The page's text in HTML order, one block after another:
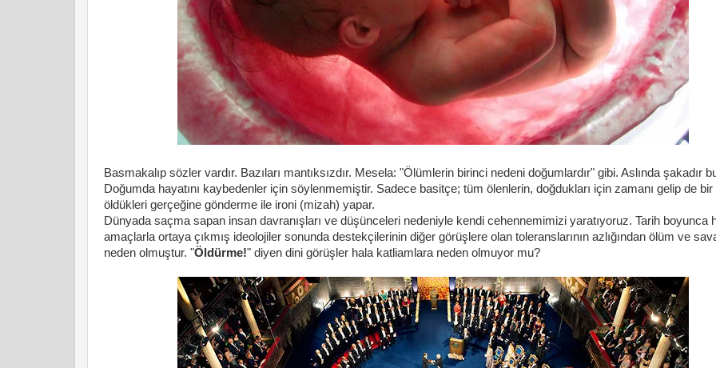
Basmakalıp sözler vardır. Bazıları mantıksızdır. Mesela: "Ölümlerin birinci nedeni doğumlardır" gibi. Aslında şakadır
Doğumda hayatını kaybedenler için söylenmemiştir. Sadece basitçe; tüm ölenlerin, doğdukları için zamanı gelip de bir
öldükleri gerçeğine gönderme ile ironi (mizah) yapar.
Dünyada saçma sapan insan davranışları ve düşünceleri nedeniyle kendi cehennemimizi yaratıyoruz. Tarih boyunca
amaçlarla ortaya çıkmış ideolojiler sonunda destekçilerinin diğer görüşlere olan toleranslarının azlığından ölüm ve
neden olmuştur. "Öldürme!" diyen dini görüşler hala katliamlara neden olmuyor mu?